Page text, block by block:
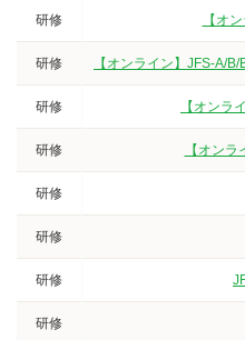
研修 【オ
研修 【オンライン】JFS-A/
研修 【オンラ
研修 【オン
研修
研修
研修
研修